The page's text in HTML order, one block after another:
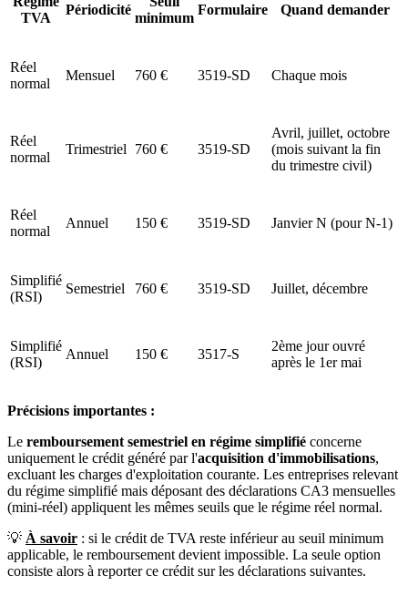
TVA
Périodicité
minimum
Formulaire Quand demander
Réel
normal
Mensuel 760 € 3519-SD Chaque mois
Réel
normal
Trimestriel 760 € 3519-SD
Avril, juillet, octobre
(mois suivant la fin
du trimestre civil)
Réel
normal
Annuel 150 € 3519-SD Janvier N (pour N-1)
Simplifié
(RSI)
Semestriel 760 € 3519-SD Juillet, décembre
Simplifié
(RSI)
Annuel 150 € 3517-S
2ème jour ouvré
après le 1er mai
Précisions importantes :
Le remboursement semestriel en régime simplifié concerne
uniquement le crédit généré par l'acquisition d'immobilisations,
excluant les charges d'exploitation courante. Les entreprises relevant
du régime simplifié mais déposant des déclarations CA3 mensuelles
(mini-réel) appliquent les mêmes seuils que le régime réel normal.
💡 À savoir : si le crédit de TVA reste inférieur au seuil minimum
applicable, le remboursement devient impossible. La seule option
consiste alors à reporter ce crédit sur les déclarations suivantes.